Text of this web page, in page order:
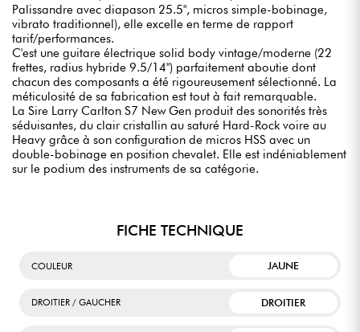
Palissandre avec diapason 25.5", micros simple-bobinage,
vibrato traditionnel), elle excelle en terme de rapport
tarif/performances.
C'est une guitare électrique solid body vintage/moderne (22
frettes, radius hybride 9.5/14") parfaitement aboutie dont
chacun des composants a été rigoureusement sélectionné. La
méticulosité de sa fabrication est tout à fait remarquable.
La Sire Larry Carlton S7 New Gen produit des sonorités très
séduisantes, du clair cristallin au saturé Hard-Rock voire au
Heavy grâce à son configuration de micros HSS avec un
double-bobinage en position chevalet. Elle est indéniablement
sur le podium des instruments de sa catégorie.
FICHE TECHNIQUE
COULEUR JAUNE
DROITIER / GAUCHER DROITIER